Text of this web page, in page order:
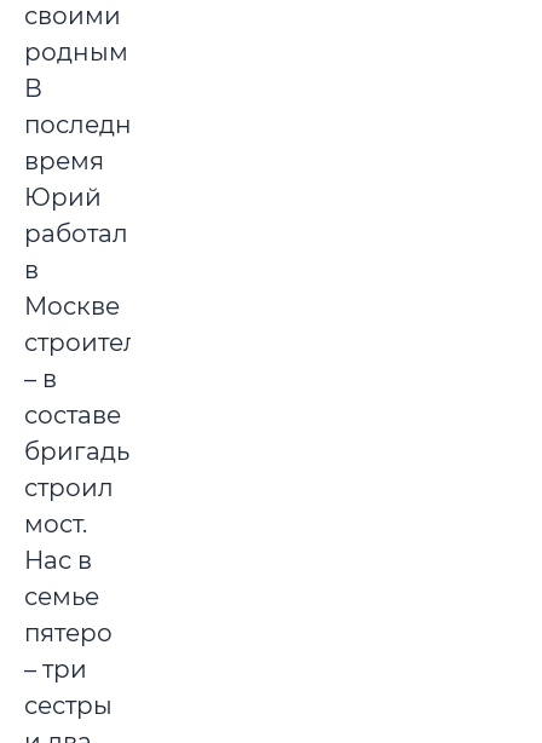
своими
родными.
В
последнее
время
Юрий
работал
в
Москве
строителем
– в
составе
бригады
строил
мост.
Нас в
семье
пятеро
– три
сестры